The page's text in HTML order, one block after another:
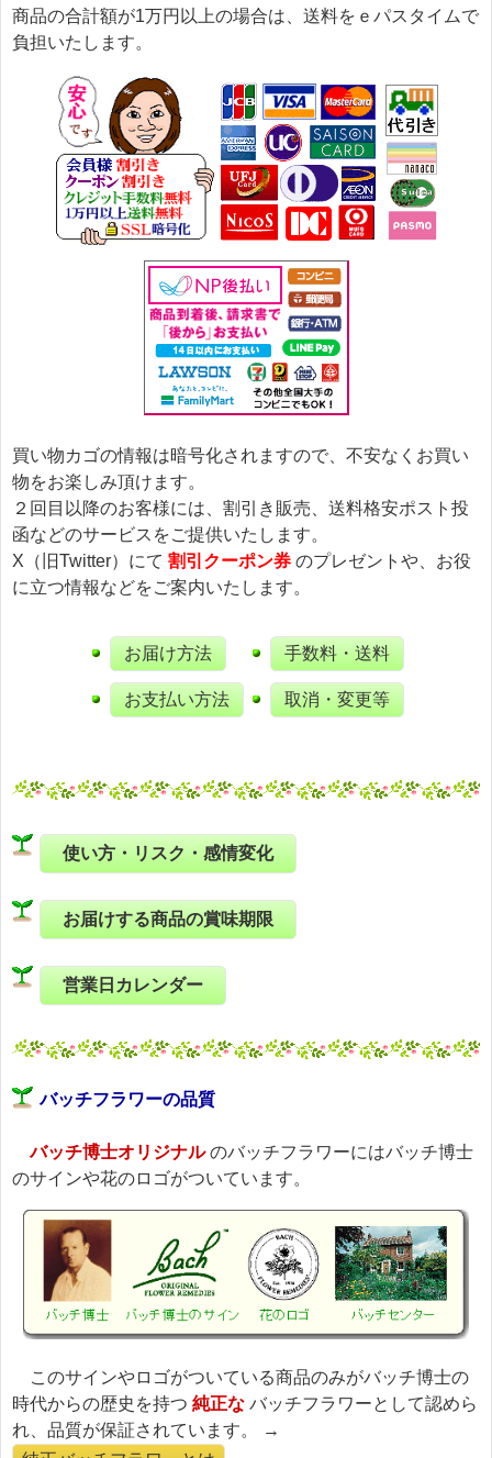
商品の合計額が1万円以上の場合は、送料をｅパスタイムで
負担いたします。
買い物カゴの情報は暗号化されますので、不安なくお買い
物をお楽しみ頂けます。
２回目以降のお客様には、割引き販売、送料格安ポスト投
函などのサービスをご提供いたします。
X（旧Twitter）にて 割引クーポン券 のプレゼントや、お役
に立つ情報などをご案内いたします。
お届け方法
お支払い方法
手数料・送料
取消・変更等
使い方・リスク・感情変化
お届けする商品の賞味期限
営業日カレンダー
バッチフラワーの品質
バッチ博士オリジナルのバッチフラワーにはバッチ博士
のサインや花のロゴがついています。
このサインやロゴがついている商品のみがバッチ博士の
時代からの歴史を持つ 純正な バッチフラワーとして認めら
れ、品質が保証されています。 →